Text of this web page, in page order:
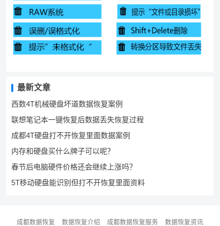
最新文章
西数4T机械硬盘坏道数据恢复案例
联想笔记本一键恢复后数据丢失恢复过程
成都4T硬盘打不开恢复里面数据案例
内存和硬盘买什么牌子可以呢？
春节后电脑硬件价格还会继续上涨吗？
5T移动硬盘能识别但打不开恢复里面资料
成都数据恢复 数据恢复介绍 成都数据恢复服务
数据恢复资讯